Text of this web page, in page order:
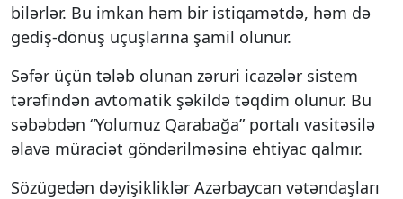
bilərlər. Bu imkan həm bir istiqamətdə, həm də
gediş-dönüş uçuşlarına şamil olunur.
Səfər üçün tələb olunan zəruri icazələr sistem
tərəfindən avtomatik şəkildə təqdim olunur. Bu
səbəbdən “Yolumuz Qarabağa” portalı vasitəsilə
əlavə müraciət göndərilməsinə ehtiyac qalmır.
Sözügedən dəyişikliklər Azərbaycan vətəndaşları